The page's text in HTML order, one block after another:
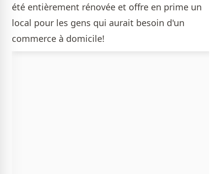
été entièrement rénovée et offre en prime un
local pour les gens qui aurait besoin d'un
commerce à domicile!